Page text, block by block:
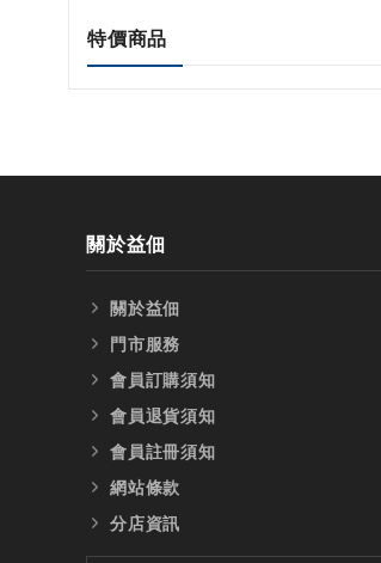
特價商品
關於益佃
關於益佃
門市服務
會員訂購須知
會員退貨須知
會員註冊須知
網站條款
分店資訊